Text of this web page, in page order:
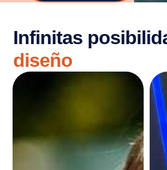
Infinitas
diseño